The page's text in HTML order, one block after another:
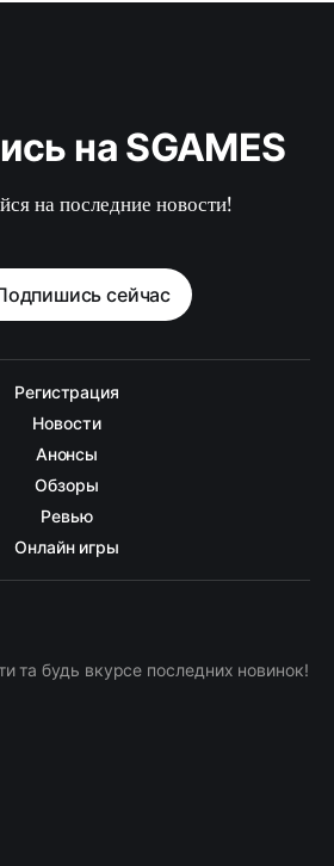
на SGAMES
на последние новости!
сейчас
Регистрация
Новости
Анонсы
Обзоры
Ревью
Онлайн игры
та будь вкурсе последних новинок!